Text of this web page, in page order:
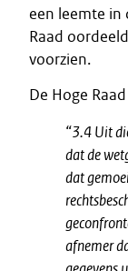
een leemte in
Raad
voorzien.
De Hoge
“3.4 Uit
dat de
dat
afnemer